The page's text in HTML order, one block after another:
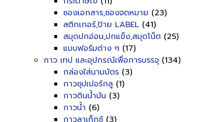
ซองเอกสาร,ซองจดหมาย (23)
สติกเกอร์,ป้าย LABEL (41)
สมุดปกอ่อน,ปกแข็ง,สมุดโน็ต (25)
แบบฟอร์มต่าง ๆ (17)
กาว เทป และอุปกรณ์เพื่อการบรรจุ (134)
กล่องใส่นามบัตร (3)
กาวซุปเปอร์กลู (1)
กาวดินน้ำมัน (3)
กาวน้ำ (6)
กาวลาเท็กซ์ (3)